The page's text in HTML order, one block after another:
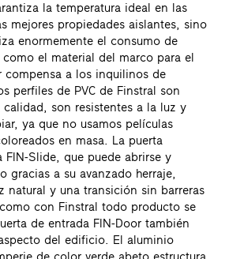
la temperatura ideal en las
mejores propiedades aislantes, sino
enormemente el consumo de
como el material del marco para el
compensa a los inquilinos de
perfiles de PVC de Finstral son
son resistentes a la luz y
ya que no usamos películas
en masa. La puerta
FIN-Slide, que puede abrirse y
gracias a su avanzado herraje,
natural y una transición sin barreras
con Finstral todo producto se
de entrada FIN-Door también
del edificio. El aluminio